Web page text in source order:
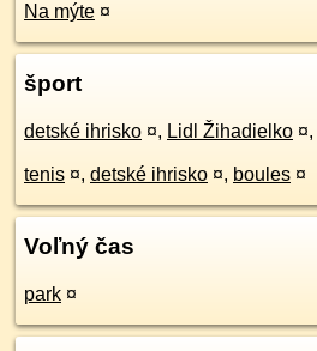
Na mýte ¤
šport
detské ihrisko ¤, Lidl Žihadielko ¤,
tenis ¤, detské ihrisko ¤, boules ¤
Voľný čas
park ¤